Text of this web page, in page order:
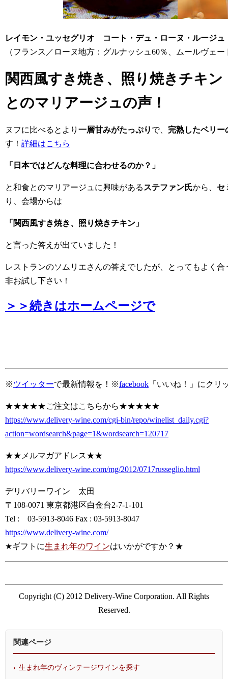
レイモン・ユッセグリオ コート・デュ・ローヌ・ルージ
（フランス／ローヌ地方：グルナッシュ60％、ムールヴェ
関西風すき焼き、照り焼きチキン
とのマリアージュの声！
ヌフに比べるとより 一層甘みがたっぷり で、 完熟したベリー
す！ 詳細はこちら
「日本ではどんな料理に合わせるのか？」
と和食とのマリアージュに興味がある ステファン氏から、 セ
り、会場からは
「関西風すき焼き、照り焼きチキン」
と言った答えが出ていました！
レストランのソムリエさんの答えでしたが、とってもよく
非お試し下さい！
＞＞続きはホームページで
※ツイッターで最新情報を！※facebook 「いいね！」にクリ
★★★★★ご注文はこちらから★★★★★
https://www.delivery-wine.com/cgi-bin/repo/winelist_daily.cgi?
action=wordsearch&page=1&wordsearch=120717
★★メルマガアドレス★★
https://www.delivery-wine.com/mg/2012/0717russeglio.html
デリバリーワイン 太田
〒108-0071 東京都港区白金台2-7-1-101
Tel : 03-5913-8046 Fax : 03-5913-8047
https://www.delivery-wine.com/
★ギフトに生まれ年のワインはいかがですか？★
Copyright (C) 2012 Delivery-Wine Corporation. All Rights
Reserved.
関連ページ
生まれ年のヴィンテージワインを探す